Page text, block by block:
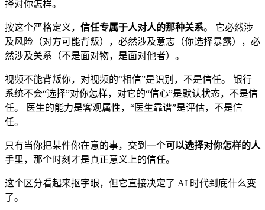
择对你怎样。
按这个严格定义， 信任专属于人对人的那种关系。 它必然涉
及风险（对方可能背叛），必然涉及意志（你选择暴露），必
然涉及关系（不是面对物，是面对他者）。
视频不能背叛你，对视频的“相信”是识别，不是信任。 银行
系统不会“选择”对你怎样，对它的“信心”是默认状态，不是信
任。 医生的能力是客观属性，“医生靠谱”是评估，不是信
任。
只有当你把某件你在意的事，交到一个可以选择对你怎样的人
手里，那个时刻才是真正意义上的信任。
这个区分看起来抠字眼，但它直接决定了 AI 时代到底什么变
了。